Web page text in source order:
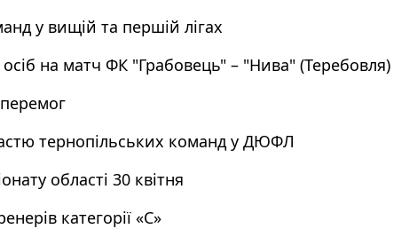
у вищій та першій лігах
на матч ФК "Грабовець" – "Нива" (Теребовля)
тернопільських команд у ДЮФЛ
області 30 квітня
категорії «С»